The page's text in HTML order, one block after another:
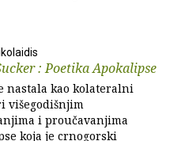
: Poetika Apokalipse
nastala kao kolateralni
višegodišnjim
i proučavanjima
koja je crnogorski